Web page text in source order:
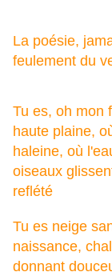
La poésie, j
feulement du
Tu es, oh mon
haute plaine, o
haleine, où
oiseaux
reflété
Tu es neige
naissance, c
donnant